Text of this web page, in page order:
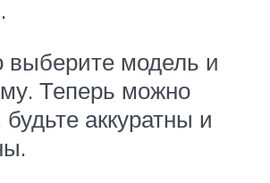
выберите модель и
Теперь можно
будьте аккуратны и